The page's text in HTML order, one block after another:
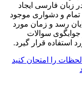
زبان فارسی ايجاد
و دشواری موجود
رسد و زمان مورد
سوالات
استفاده قرار گيرد.
را امتحان کنید